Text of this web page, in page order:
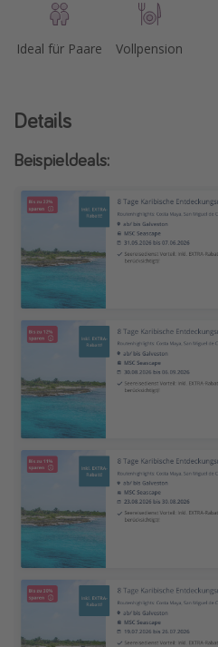
Ideal für Paare Vollpension
Details
Beispieldeals: